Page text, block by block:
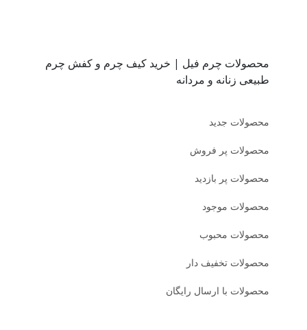
محصولات چرم فیل | خرید کیف چرم و کفش چرم
طبیعی زنانه و مردانه
محصولات جدید
محصولات پر فروش
محصولات پر بازدید
محصولات موجود
محصولات محبوب
محصولات تخفیف دار
محصولات با ارسال رایگان